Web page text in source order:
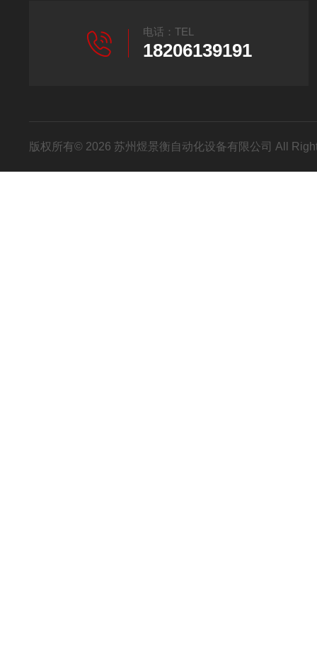
电话：TEL
18206139191
版权所有© 2026 苏州煜景衡自动化设备有限公司 All